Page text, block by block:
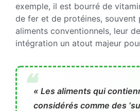
exemple, il est bourré de
de fer et de protéines, souvent
aliments conventionnels, leur
intégration un atout majeur
« Les aliments qui
considérés comme des